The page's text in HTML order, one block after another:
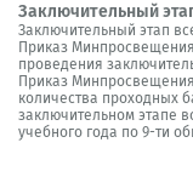
Заключительный
Заключительный этап
Приказ Минпросвещения
проведения
Приказ
количества проходных
заключительном этапе
учебного года по 9-ти